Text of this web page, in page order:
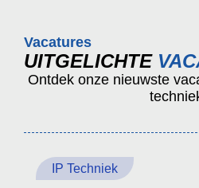
Vacatures
UITGELICHTE
Ontdek onze nieuwste
IP Techniek